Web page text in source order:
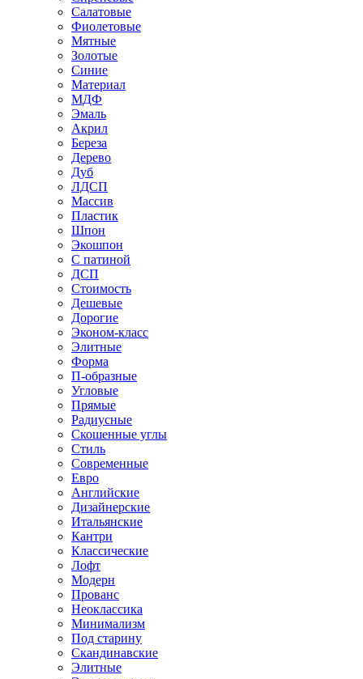
Салатовые
Фиолетовые
Мятные
Золотые
Синие
Материал
МДФ
Эмаль
Акрил
Береза
Дерево
Дуб
ЛДСП
Массив
Пластик
Шпон
Экошпон
С патиной
ДСП
Стоимость
Дешевые
Дорогие
Эконом-класс
Элитные
Форма
П-образные
Угловые
Прямые
Радиусные
Скошенные углы
Стиль
Современные
Евро
Английские
Дизайнерские
Итальянские
Кантри
Классические
Лофт
Модерн
Прованс
Неоклассика
Минимализм
Под старину
Скандинавские
Элитные